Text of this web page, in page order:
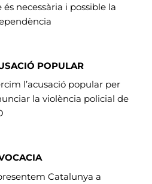
és necessària i possible la
POPULAR
l’acusació popular per
la violència policial de
Catalunya a